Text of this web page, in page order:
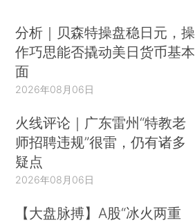
分析｜贝森特操盘稳日元，操
作巧思能否撬动美日货币基本
面
2026年08月06日
火线评论｜广东雷州“特教老
师招聘违规”很雷，仍有诸多
疑点
2026年08月06日
【大盘脉搏】A股“冰火两重